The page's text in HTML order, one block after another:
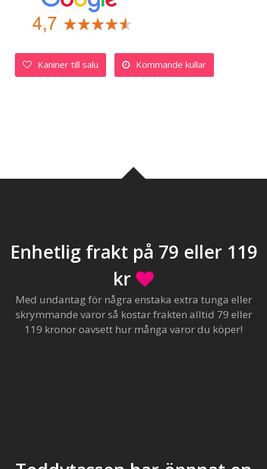
Kaniner till salu Kommande kullar
Enhetlig frakt på 79 eller 119
kr
Med undantag för några enstaka extra tunga eller
skrymmande varor så kostar frakten alltid 79 eller
119 kronor oavsett hur många varor du köper!